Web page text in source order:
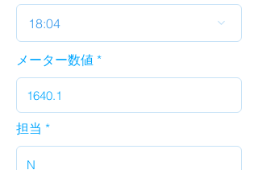
d
18:04
メーター数値
担当